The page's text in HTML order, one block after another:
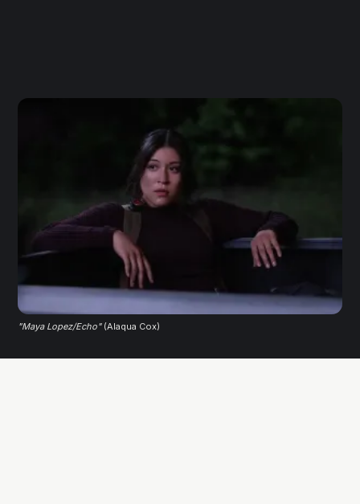
"Maya Lopez/Echo" (Alaqua Cox)